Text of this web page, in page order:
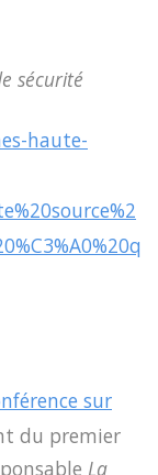
sécurité
haute-
sur
du premier
La